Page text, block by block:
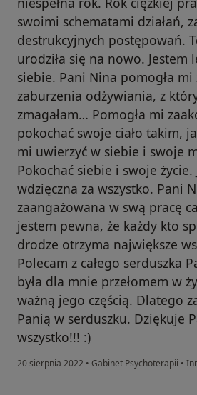
swoimi schematami działań,
destrukcyjnych postępowań.
urodziła się na nowo. Jestem
siebie. Pani Nina pomogła mi
zaburzenia odżywiania, z
zmagałam… Pomogła mi
pokochać swoje ciało takim,
mi uwierzyć w siebie i swoje
Pokochać siebie i swoje
wdzięczna za wszystko. Pani
zaangażowana w swą pracę
jestem pewna, że każdy kto
drodze otrzyma największe
Polecam z całego serduszka
była dla mnie przełomem w
ważną jego częścią. Dlatego
Panią w serduszku. Dziękuje
wszystko!!! :)
20 sierpnia 2022 • Gabinet Psychoterapii •